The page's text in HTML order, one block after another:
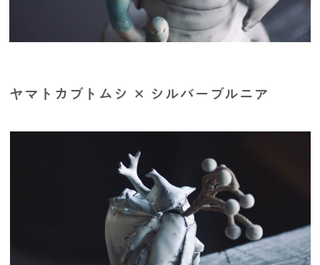
ヤマトカブトムシ × シルバーブルニア